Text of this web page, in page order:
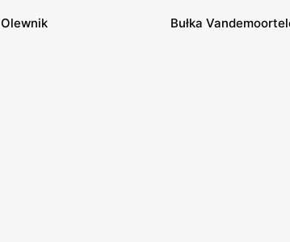
Olewnik Bułka